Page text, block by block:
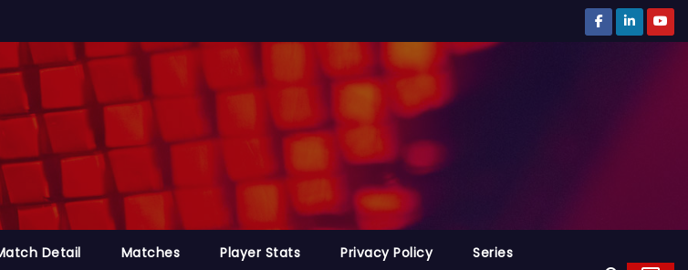
Detail Matches Player Stats Privacy Policy Series